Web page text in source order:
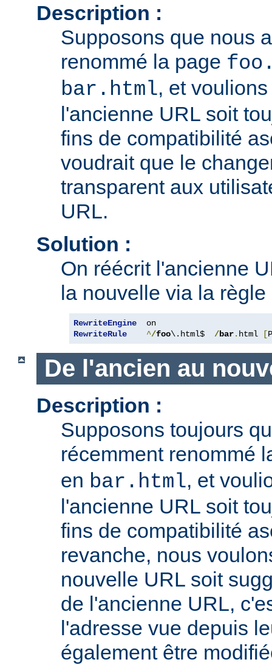
Description :
Supposons que nous
renommé la page
bar.html, et
l'ancienne URL soit
fins de compatibilité
voudrait que le
transparent aux
URL.
Solution :
On réécrit l'ancienne
la nouvelle via la règle
RewriteEngine
RewriteRule
^/foo\.html$ /bar. html [
De l'ancien au
Description :
Supposons toujours
récemment renommé
en bar.html, et
l'ancienne URL soit
fins de compatibilité
revanche, nous
nouvelle URL soit
de l'ancienne URL,
l'adresse vue depuis
également être